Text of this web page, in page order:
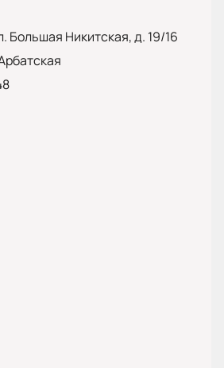
Большая Никитская, д. 19/16